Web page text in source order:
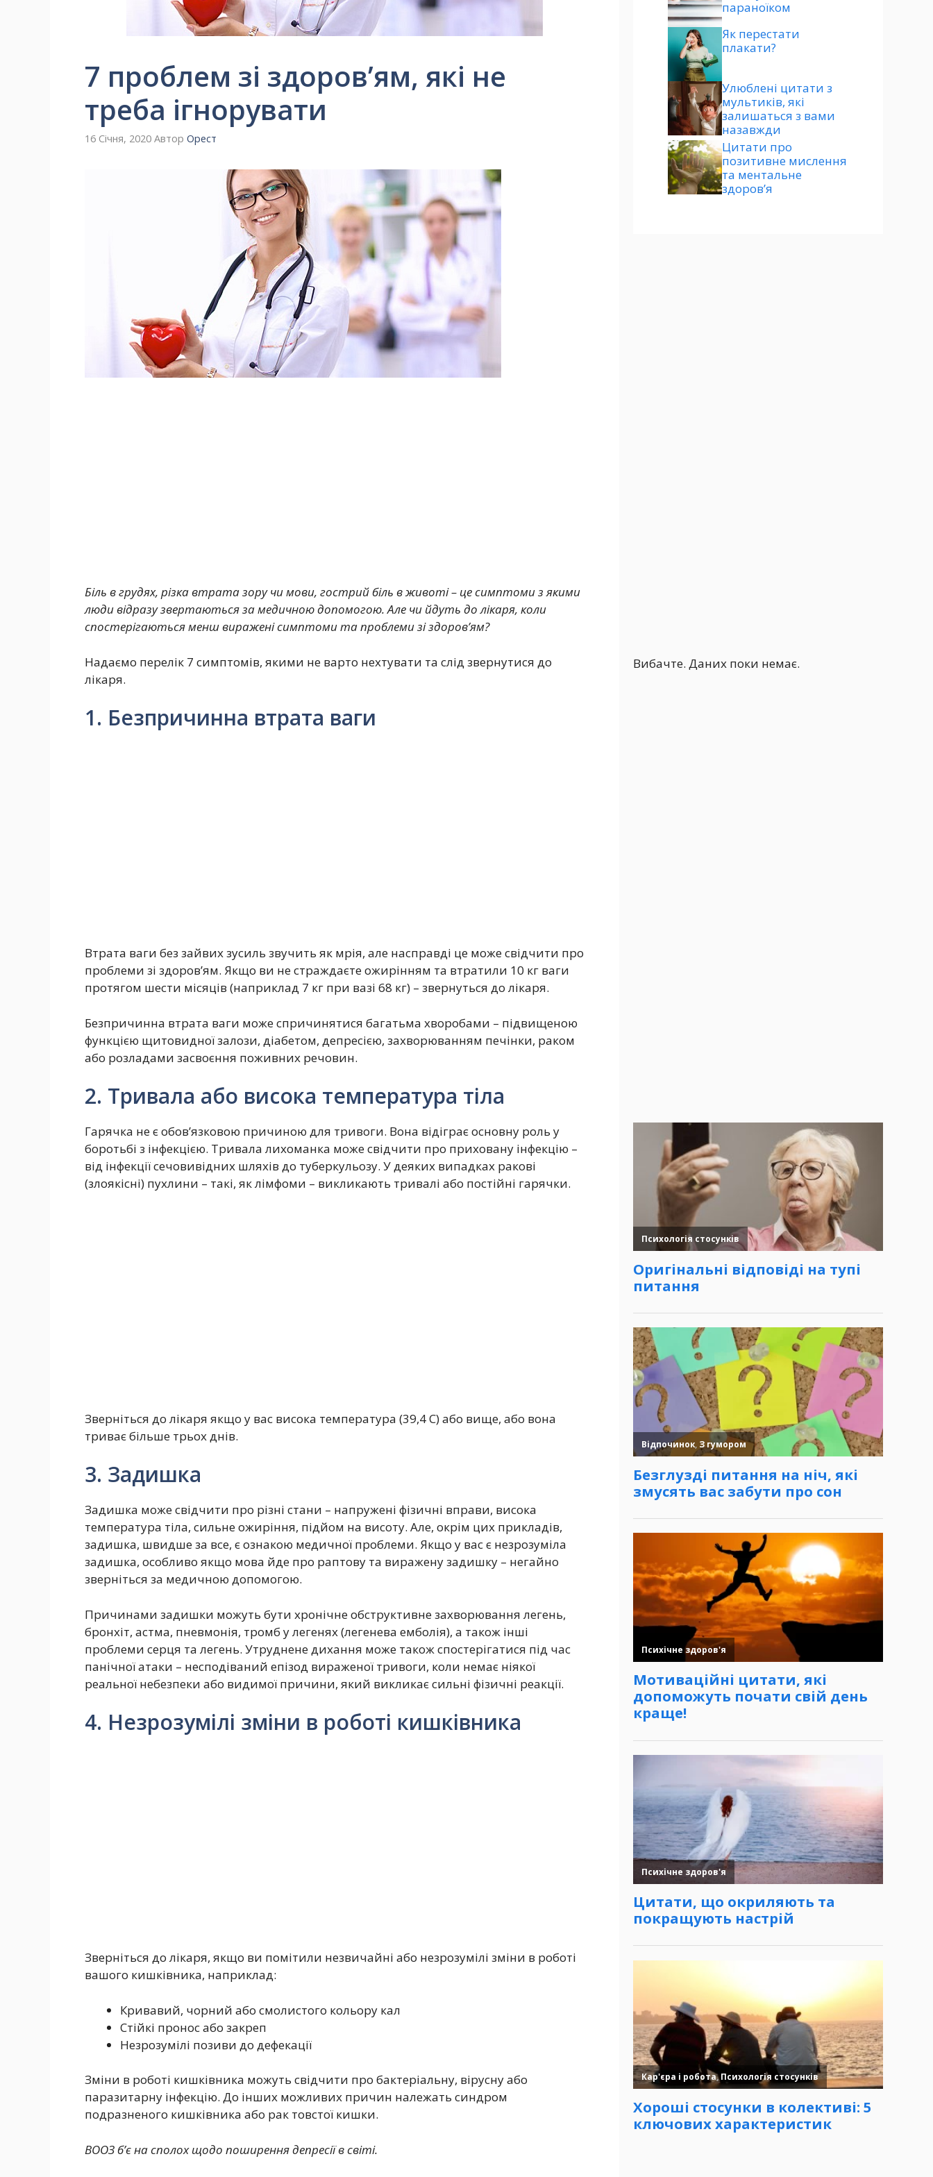
7 проблем зі здоров’ям, які не
треба ігнорувати
16 Січня, 2020 Автор Орест
Біль в грудях, різка втрата зору чи мови, гострий біль в животі – це симптоми з якими
люди відразу звертаються за медичною допомогою. Але чи йдуть до лікаря, коли
спостерігаються менш виражені симптоми та проблеми зі здоров’ям?
Надаємо перелік 7 симптомів, якими не варто нехтувати та слід звернутися до
лікаря.
1. Безпричинна втрата ваги
Втрата ваги без зайвих зусиль звучить як мрія, але насправді це може свідчити про
проблеми зі здоров’ям. Якщо ви не страждаєте ожирінням та втратили 10 кг ваги
протягом шести місяців (наприклад 7 кг при вазі 68 кг) – звернуться до лікаря.
Безпричинна втрата ваги може спричинятися багатьма хворобами – підвищеною
функцією щитовидної залози, діабетом, депресією, захворюванням печінки, раком
або розладами засвоєння поживних речовин.
2. Тривала або висока температура тіла
Гарячка не є обов’язковою причиною для тривоги. Вона відіграє основну роль у
боротьбі з інфекцією. Тривала лихоманка може свідчити про приховану інфекцію –
від інфекції сечовивідних шляхів до туберкульозу. У деяких випадках ракові
(злоякісні) пухлини – такі, як лімфоми – викликають тривалі або постійні гарячки.
Зверніться до лікаря якщо у вас висока температура (39,4 C) або вище, або вона
триває більше трьох днів.
3. Задишка
Задишка може свідчити про різні стани – напружені фізичні вправи, висока
температура тіла, сильне ожиріння, підйом на висоту. Але, окрім цих прикладів,
задишка, швидше за все, є ознакою медичної проблеми. Якщо у вас є незрозуміла
задишка, особливо якщо мова йде про раптову та виражену задишку – негайно
зверніться за медичною допомогою.
Причинами задишки можуть бути хронічне обструктивне захворювання легень,
бронхіт, астма, пневмонія, тромб у легенях (легенева емболія), а також інші
проблеми серця та легень. Утруднене дихання може також спостерігатися під час
панічної атаки – несподіваний епізод вираженої тривоги, коли немає ніякої
реальної небезпеки або видимої причини, який викликає сильні фізичні реакції.
4. Незрозумілі зміни в роботі кишківника
Зверніться до лікаря, якщо ви помітили незвичайні або незрозумілі зміни в роботі
вашого кишківника, наприклад:
Кривавий, чорний або смолистого кольору кал
Стійкі пронос або закреп
Незрозумілі позиви до дефекації
Зміни в роботі кишківника можуть свідчити про бактеріальну, вірусну або
паразитарну інфекцію. До інших можливих причин належать синдром
подразненого кишківника або рак товстої кишки.
ВООЗ б’є на сполох щодо поширення депресії в світі.
параноїком
Як перестати
плакати?
Улюблені цитати з
мультиків, які
залишаться з вами
назавжди
Цитати про
позитивне мислення
та ментальне
здоров’я
Вибачте. Даних поки немає.